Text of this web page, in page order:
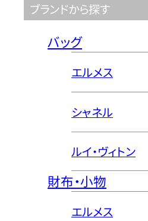
ブランドから探す
バッグ
エルメス
シャネル
ルイ・ヴィトン
財布・小物
エルメス